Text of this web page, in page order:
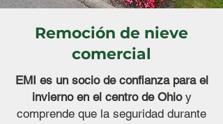
Remoción de nieve
comercial
EMI es un socio de confianza para el
invierno en el centro de Ohioy
comprende que la seguridad durante